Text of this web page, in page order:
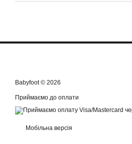
Babyfoot © 2026
Приймаємо до оплати
Мобільна версія